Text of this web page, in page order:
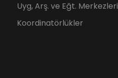
Uyg, Arş. ve Eğt. Merkezleri
Koordinatörlükler